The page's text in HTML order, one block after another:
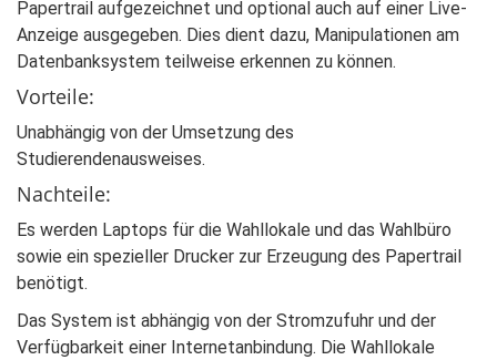
Papertrail aufgezeichnet und optional auch auf einer Live-
Anzeige ausgegeben. Dies dient dazu, Manipulationen am
Datenbanksystem teilweise erkennen zu können.
Vorteile:
Unabhängig von der Umsetzung des
Studierendenausweises.
Nachteile:
Es werden Laptops für die Wahllokale und das Wahlbüro
sowie ein spezieller Drucker zur Erzeugung des Papertrail
benötigt.
Das System ist abhängig von der Stromzufuhr und der
Verfügbarkeit einer Internetanbindung. Die Wahllokale